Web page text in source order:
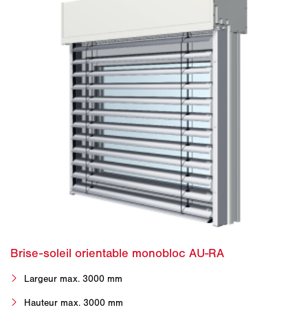
Largeur max. 3000 mm
Hauteur max. 3000 mm